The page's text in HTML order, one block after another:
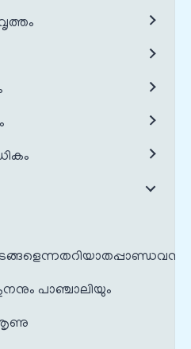
പാഞ്ചാലിയും
ശൃണു